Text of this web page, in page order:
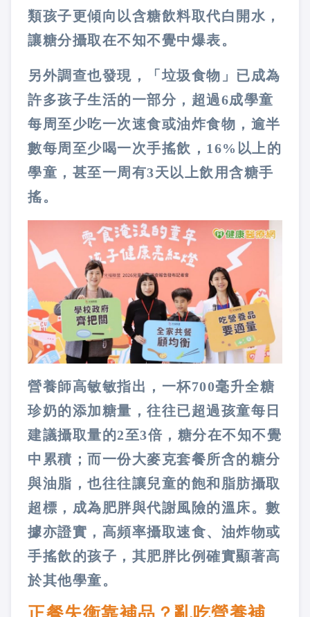
類孩子更傾向以含糖飲料取代白開水，
讓糖分攝取在不知不覺中爆表。
另外調查也發現，「垃圾食物」已成為
許多孩子生活的一部分，超過6成學童
每周至少吃一次速食或油炸食物，逾半
數每周至少喝一次手搖飲，16%以上的
學童，甚至一周有3天以上飲用含糖手
搖。
營養師高敏敏指出，一杯700毫升全糖
珍奶的添加糖量，往往已超過孩童每日
建議攝取量的2至3倍，糖分在不知不覺
中累積；而一份大麥克套餐所含的糖分
與油脂，也往往讓兒童的飽和脂肪攝取
超標，成為肥胖與代謝風險的溫床。數
據亦證實，高頻率攝取速食、油炸物或
手搖飲的孩子，其肥胖比例確實顯著高
於其他學童。
正餐失衡靠補品？亂吃營養補